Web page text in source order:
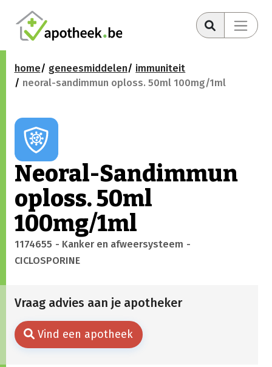
home geneesmiddelen
immuniteit
neoral-sandimmun oploss. 50ml 100mg/1ml
Neoral-Sandimmun
oploss. 50ml
100mg/1ml
1174655 - Kanker en afweersysteem -
CICLOSPORINE
Vraag advies aan je apotheker
Vind een apotheek